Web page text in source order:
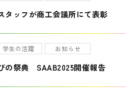
タッフが商工会議所にて表彰
学生の活躍 お知らせ
の祭典 SAAB2025開催報告